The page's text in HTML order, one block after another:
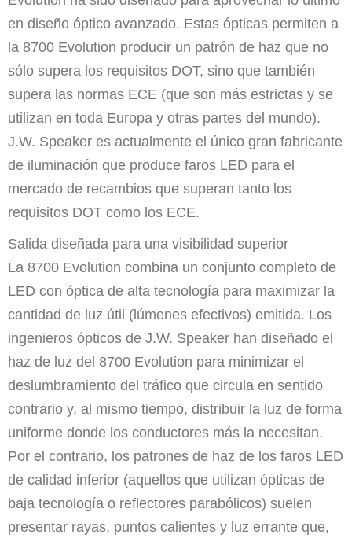
en diseño óptico avanzado. Estas ópticas permiten a
la 8700 Evolution producir un patrón de haz que no
sólo supera los requisitos DOT, sino que también
supera las normas ECE (que son más estrictas y se
utilizan en toda Europa y otras partes del mundo).
J.W. Speaker es actualmente el único gran fabricante
de iluminación que produce faros LED para el
mercado de recambios que superan tanto los
requisitos DOT como los ECE.
Salida diseñada para una visibilidad superior
La 8700 Evolution combina un conjunto completo de
LED con óptica de alta tecnología para maximizar la
cantidad de luz útil (lúmenes efectivos) emitida. Los
ingenieros ópticos de J.W. Speaker han diseñado el
haz de luz del 8700 Evolution para minimizar el
deslumbramiento del tráfico que circula en sentido
contrario y, al mismo tiempo, distribuir la luz de forma
uniforme donde los conductores más la necesitan.
Por el contrario, los patrones de haz de los faros LED
de calidad inferior (aquellos que utilizan ópticas de
baja tecnología o reflectores parabólicos) suelen
presentar rayas, puntos calientes y luz errante que,